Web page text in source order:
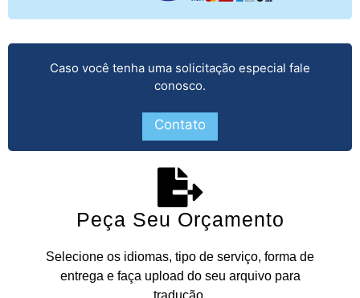
Caso você tenha uma solicitação especial fale
conosco.
Contato
Peça Seu Orçamento
Selecione os idiomas, tipo de serviço, forma de
entrega e faça upload do seu arquivo para